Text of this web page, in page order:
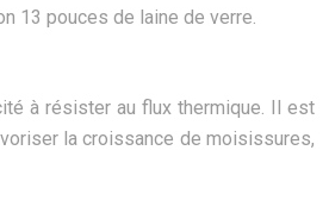
13 pouces de laine de verre.
à résister au flux thermique. Il est
la croissance de moisissures,